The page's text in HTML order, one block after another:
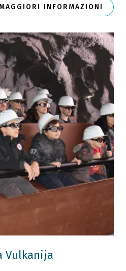
MAGGIORI INFORMAZIONI
Vulkanija